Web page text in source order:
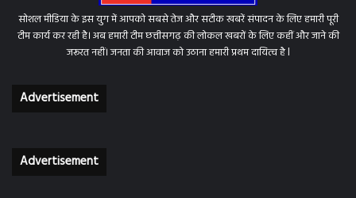
सोशल मीडिया के इस युग में आपको सबसे तेज और सटीक खबरें संपादन के लिए हमारी पूरी
टीम कार्य कर रही है। अब हमारी टीम छत्तीसगढ़ की लोकल खबरों के लिए कहीं और जाने की
जरूरत नहीं। जनता की आवाज को उठाना हमारी प्रथम दायित्व है l
Advertisement
Advertisement